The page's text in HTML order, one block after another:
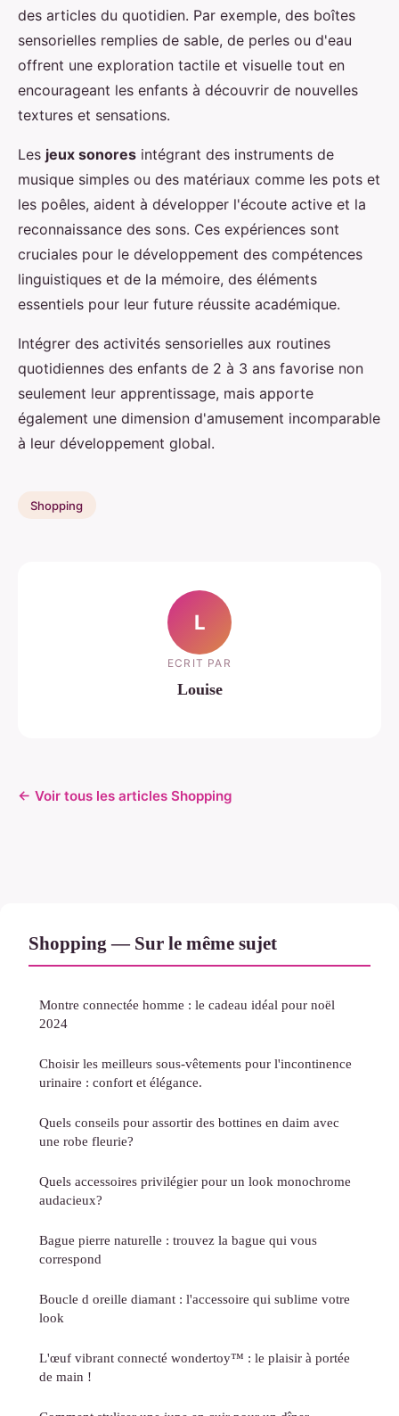
des articles du quotidien. Par exemple, des boîtes
sensorielles remplies de sable, de perles ou d'eau
offrent une exploration tactile et visuelle tout en
encourageant les enfants à découvrir de nouvelles
textures et sensations.
Les jeux sonores intégrant des instruments de
musique simples ou des matériaux comme les pots et
les poêles, aident à développer l'écoute active et la
reconnaissance des sons. Ces expériences sont
cruciales pour le développement des compétences
linguistiques et de la mémoire, des éléments
essentiels pour leur future réussite académique.
Intégrer des activités sensorielles aux routines
quotidiennes des enfants de 2 à 3 ans favorise non
seulement leur apprentissage, mais apporte
également une dimension d'amusement incomparable
à leur développement global.
Shopping
L
ECRIT PAR
Louise
← Voir tous les articles Shopping
Shopping — Sur le même sujet
Montre connectée homme : le cadeau idéal pour noël
2024
Choisir les meilleurs sous-vêtements pour l'incontinence
urinaire : confort et élégance.
Quels conseils pour assortir des bottines en daim avec
une robe fleurie?
Quels accessoires privilégier pour un look monochrome
audacieux?
Bague pierre naturelle : trouvez la bague qui vous
correspond
Boucle d oreille diamant : l'accessoire qui sublime votre
look
L'œuf vibrant connecté wondertoy™ : le plaisir à portée
de main !